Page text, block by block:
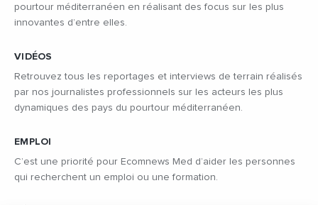
pourtour méditerranéen en réalisant des focus sur les plus
innovantes d’entre elles.
VIDÉOS
Retrouvez tous les reportages et interviews de terrain réalisés
par nos journalistes professionnels sur les acteurs les plus
dynamiques des pays du pourtour méditerranéen.
EMPLOI
C’est une priorité pour Ecomnews Med d’aider les personnes
qui recherchent un emploi ou une formation.